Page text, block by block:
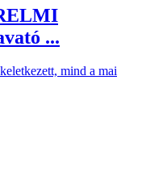
...
mind a mai